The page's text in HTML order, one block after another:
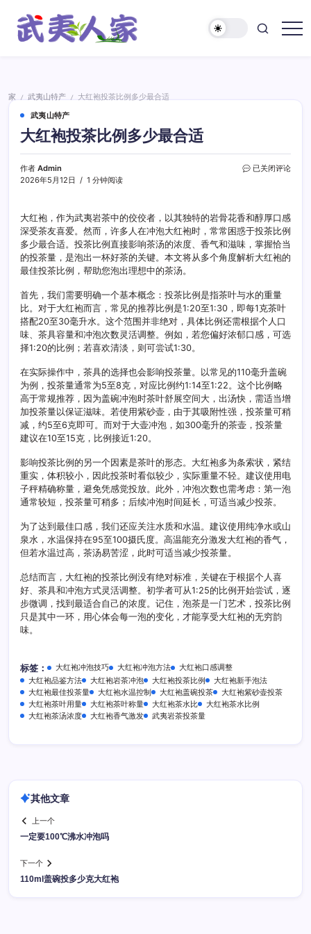
家
家 / 武夷山特产 /
大红袍投茶比例多少最合适
武夷山特产
大红袍投茶比例多少最合适
作者 Admin
2026年5月12日
1 分钟阅读
大
茶
比
例
多
少
适
已关闭评论
大红袍，作为武夷岩茶中的佼佼者，以其独特的岩骨花香和醇厚口感
深受茶友喜爱。然而，许多人在冲泡大红袍时，常常困惑于投茶比例
多少最合适。投茶比例直接影响茶汤的浓度、香气和滋味，掌握恰当
的投茶量，是泡出一杯好茶的关键。本文将从多个角度解析大红袍的
最佳投茶比例，帮助您泡出理想中的茶汤。
首先，我们需要明确一个基本概念：投茶比例是指茶叶与水的重量
比。对于大红袍而言，常见的推荐比例是1:20至1:30，即每1克茶叶
搭配20至30毫升水。这个范围并非绝对，具体比例还需根据个人口
味、茶具容量和冲泡次数灵活调整。例如，若您偏好浓郁口感，可选
择1:20的比例；若喜欢清淡，则可尝试1:30。
在实际操作中，茶具的选择也会影响投茶量。以常见的110毫升盖碗
为例，投茶量通常为5至8克，对应比例约1:14至1:22。这个比例略
高于常规推荐，因为盖碗冲泡时茶叶舒展空间大，出汤快，需适当增
加投茶量以保证滋味。若使用紫砂壶，由于其吸附性强，投茶量可稍
减，约5至6克即可。而对于大壶冲泡，如300毫升的茶壶，投茶量
建议在10至15克，比例接近1:20。
影响投茶比例的另一个因素是茶叶的形态。大红袍多为条索状，紧结
重实，体积较小，因此投茶时看似较少，实际重量不轻。建议使用电
子秤精确称量，避免凭感觉投放。此外，冲泡次数也需考虑：第一泡
通常较短，投茶量可稍多；后续冲泡时间延长，可适当减少投茶。
为了达到最佳口感，我们还应关注水质和水温。建议使用纯净水或山
泉水，水温保持在95至100摄氏度。高温能充分激发大红袍的香气，
但若水温过高，茶汤易苦涩，此时可适当减少投茶量。
总结而言，大红袍的投茶比例没有绝对标准，关键在于根据个人喜
好、茶具和冲泡方式灵活调整。初学者可从1:25的比例开始尝试，逐
步微调，找到最适合自己的浓度。记住，泡茶是一门艺术，投茶比例
只是其中一环，用心体会每一泡的变化，才能享受大红袍的无穷韵
味。
标签： 大红袍冲泡技巧 大红袍冲泡方法
大红袍口感调整
大红袍品鉴方法
大红袍岩茶冲泡 大红袍投茶比例
大红袍新手泡法
大红袍最佳投茶量
大红袍水温控制 大红袍盖碗投茶
大红袍紫砂壶投茶
大红袍茶叶用量
大红袍茶叶称量 大红袍茶水比
大红袍茶水比例
大红袍茶汤浓度
大红袍香气激发 武夷岩茶投茶量
其他文章
上一个
一定要100℃沸水冲泡吗
下一个
110ml盖碗投多少克大红袍